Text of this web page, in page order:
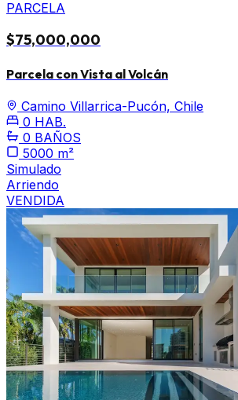
PARCELA
$75,000,000
Parcela con Vista al Volcán
Camino Villarrica-Pucón, Chile
0 HAB.
0 BAÑOS
5000 m²
Simulado
Arriendo
VENDIDA